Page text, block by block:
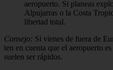
aeropuerto. Si planeas
Alpujarras o la Costa
libertad total.
Consejo: Si vienes de fuera de
ten en cuenta que el aeropuerto
suelen ser rápidos.